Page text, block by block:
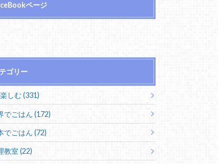
ページ
ゴリー
しむ (331)
でごはん (172)
でごはん (72)
教室 (22)